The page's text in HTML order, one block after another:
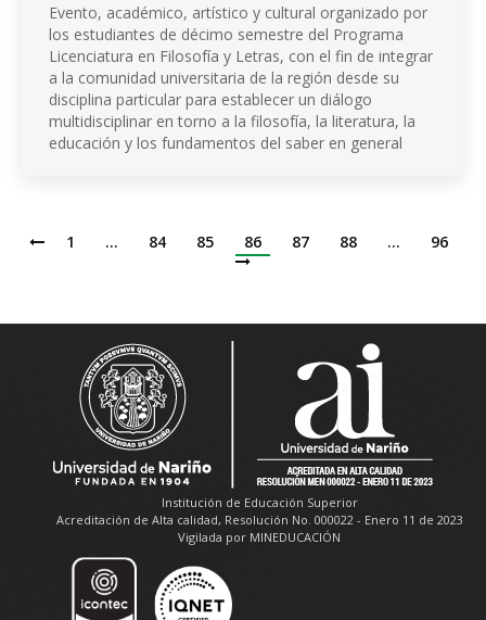
Evento, académico, artístico y cultural organizado por
los estudiantes de décimo semestre del Programa
Licenciatura en Filosofía y Letras, con el fin de integrar
a la comunidad universitaria de la región desde su
disciplina particular para establecer un diálogo
multidisciplinar en torno a la filosofía, la literatura, la
educación y los fundamentos del saber en general
1 … 84 85 86 87 88 … 96
Institución de Educación Superior
Acreditación de Alta calidad, Resolución No. 000022 - Enero 11 de 2023
Vigilada por MINEDUCACIÓN